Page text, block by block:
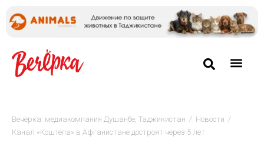
Вечёрка: медиакомпания Душанбе, Таджикистан / Новости /
Канал «Коштепа» в Афганистане достроят через 5 лет